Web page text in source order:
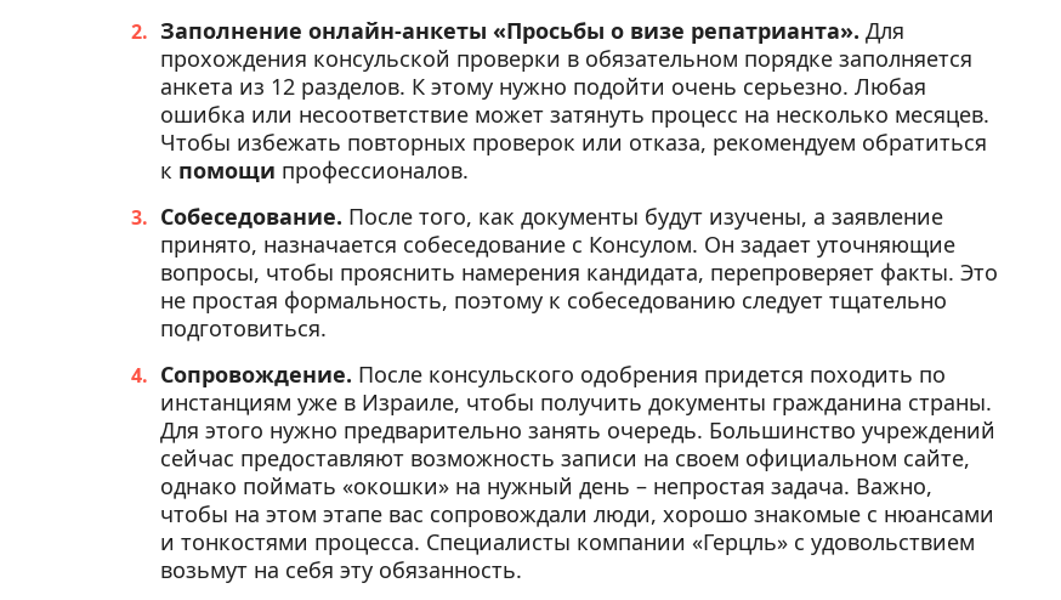
Заполнение онлайн-анкеты «Просьбы о визе репатрианта». Для
прохождения консульской проверки в обязательном порядке заполняется
анкета из 12 разделов. К этому нужно подойти очень серьезно. Любая
ошибка или несоответствие может затянуть процесс на несколько месяцев.
Чтобы избежать повторных проверок или отказа, рекомендуем обратиться
к помощи профессионалов.
Собеседование. После того, как документы будут изучены, а заявление
принято, назначается собеседование с Консулом. Он задает уточняющие
вопросы, чтобы прояснить намерения кандидата, перепроверяет факты. Это
не простая формальность, поэтому к собеседованию следует тщательно
подготовиться.
Сопровождение. После консульского одобрения придется походить по
инстанциям уже в Израиле, чтобы получить документы гражданина страны.
Для этого нужно предварительно занять очередь. Большинство учреждений
сейчас предоставляют возможность записи на своем официальном сайте,
однако поймать «окошки» на нужный день – непростая задача. Важно,
чтобы на этом этапе вас сопровождали люди, хорошо знакомые с нюансами
и тонкостями процесса. Специалисты компании «Герцль» с удовольствием
возьмут на себя эту обязанность.